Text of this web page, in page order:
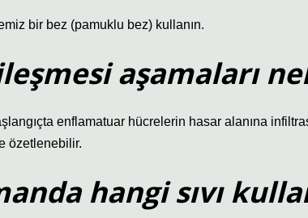
bir bez (pamuklu bez) kullanın.
aşamaları
enflamatuar hücrelerin hasar alanına
özetlenebilir.
hangi sıvı